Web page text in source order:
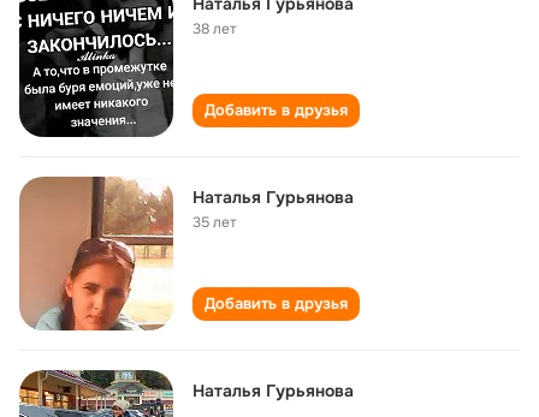
38 лет
Добавить в друзья
Наталья Гурьянова
35 лет
Добавить в друзья
Наталья Гурьянова